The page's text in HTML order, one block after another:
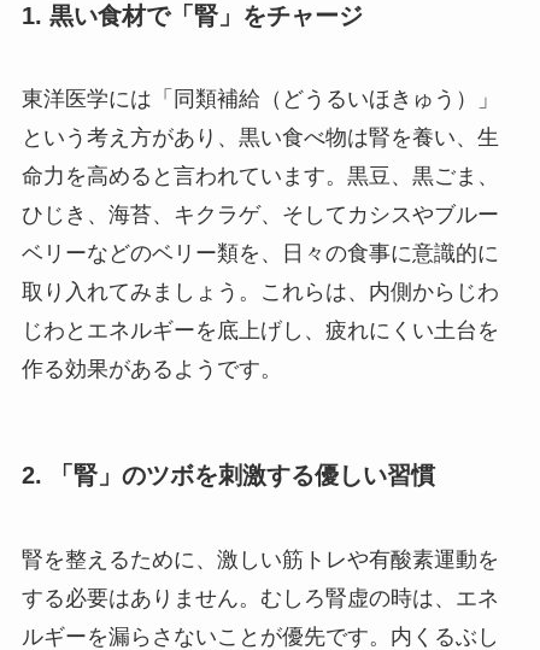
1. 黒い食材で「腎」をチャージ
東洋医学には「同類補給（どうるいほきゅう）」
という考え方があり、黒い食べ物は腎を養い、生
命力を高めると言われています。黒豆、黒ごま、
ひじき、海苔、キクラゲ、そしてカシスやブルー
ベリーなどのベリー類を、日々の食事に意識的に
取り入れてみましょう。これらは、内側からじわ
じわとエネルギーを底上げし、疲れにくい土台を
作る効果があるようです。
2. 「腎」のツボを刺激する優しい習慣
腎を整えるために、激しい筋トレや有酸素運動を
する必要はありません。むしろ腎虚の時は、エネ
ルギーを漏らさないことが優先です。内くるぶし